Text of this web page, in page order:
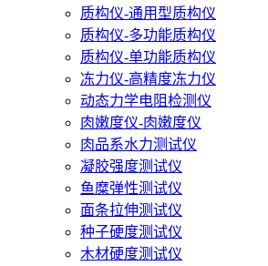
质构仪-通用型质构仪
质构仪-多功能质构仪
质构仪-单功能质构仪
冻力仪-高精度冻力仪
动态力学电阻检测仪
肉嫩度仪-肉嫩度仪
肉品系水力测试仪
凝胶强度测试仪
鱼糜弹性测试仪
面条拉伸测试仪
种子硬度测试仪
木材硬度测试仪